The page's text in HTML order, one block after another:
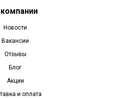
Новости
Вакансии
Отзывы
Блог
Акции
и оплата